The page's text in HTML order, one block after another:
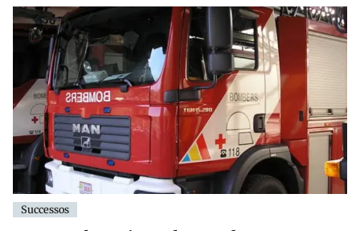
Successos